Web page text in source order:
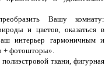
Вашу комнату:
и цветов, оказаться в
интерьер гармоничным и
+ фотошторы».
ткани, фигурная